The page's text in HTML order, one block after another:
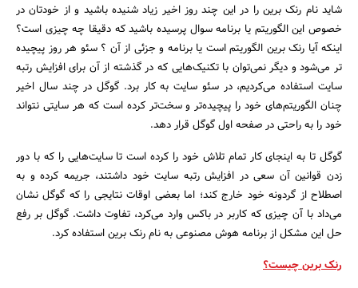
شاید نام رنک برین را در این چند روز اخیر زیاد شنیده باشید و از خودتان در
خصوص این الگوریتم یا برنامه سوال پرسیده باشید که دقیقا چه چیزی است؟
اینکه آیا رنک برین الگوریتم است یا برنامه و جزئی از آن ؟ سئو هر روز پیچیده
تر می‌شود و دیگر نمی‌توان با تکنیک‌هایی که در گذشته از آن برای افزایش رتبه
سایت استفاده می‌کردیم، در سئو سایت به کار برد. گوگل در چند سال اخیر
چنان الگوریتم‌های خود را پیچیده‌تر و سخت‌تر کرده است که هر سایتی نتواند
خود را به راحتی در صفحه اول گوگل قرار دهد.
گوگل تا به اینجای کار تمام تلاش خود را کرده است تا سایت‌هایی را که با دور
زدن قوانین آن سعی در افزایش رتبه سایت خود داشتند، جریمه کرده و به
اصطلاح از گردونه خود خارج کند؛ اما بعضی اوقات نتایجی را که گوگل نشان
می‌داد با آن چیزی که کاربر در باکس وارد می‌کرد، تفاوت داشت. گوگل بر رفع
حل این مشکل از برنامه هوش مصنوعی به نام رنک برین استفاده کرد.
رنک برین چیست؟